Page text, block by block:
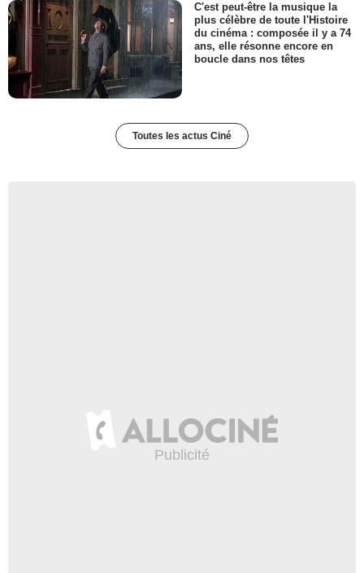
C'est peut-être la musique la
plus célèbre de toute l'Histoire
du cinéma : composée il y a 74
ans, elle résonne encore en
boucle dans nos têtes
Toutes les actus Ciné